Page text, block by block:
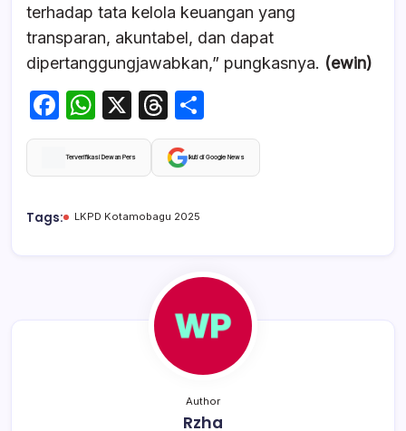
terhadap tata kelola keuangan yang
transparan, akuntabel, dan dapat
dipertanggungjawabkan,” pungkasnya. (ewin)
F
a
c
b
W
h
at
A
X
T
hr
e
d
h
ar
Terverifikasi Dewan Pers Ikuti di Google News
Tags: LKPD Kotamobagu 2025
Author
Rzha